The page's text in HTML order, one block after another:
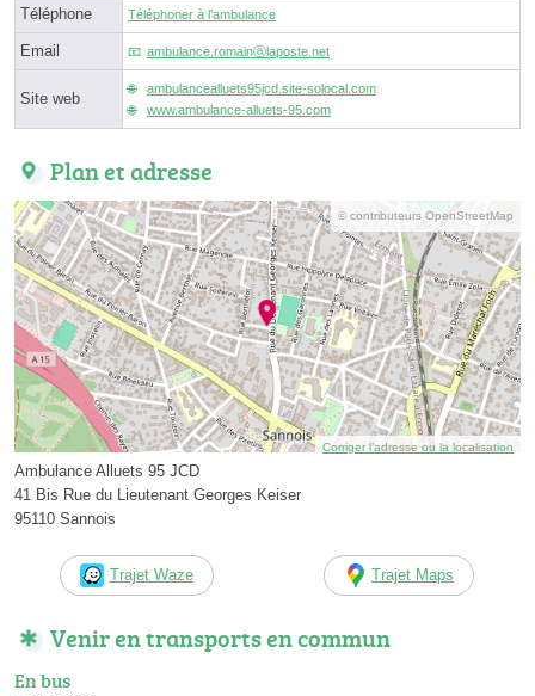
Téléphone Téléphoner à l'ambulance
Email ambulance.romainⓐlaposte.net
Site web
ambulancealluets95jcd.site-solocal.com
www.ambulance-alluets-95.com
Plan et adresse
© contributeurs OpenStreetMap
Corriger l’adresse ou la localisation
Ambulance Alluets 95 JCD
41 Bis Rue du Lieutenant Georges Keiser
95110 Sannois
Trajet Waze Trajet Maps
Venir en transports en commun
En bus